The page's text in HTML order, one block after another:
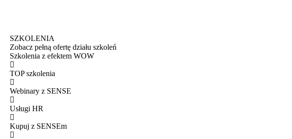
SZKOLENIA
Zobacz pełną ofertę działu szkoleń
Szkolenia z efektem WOW
TOP szkolenia
Webinary z SENSE
Usługi HR
Kupuj z SENSEm